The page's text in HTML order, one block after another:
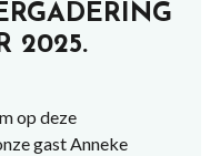
2025.
op deze
gast Anneke